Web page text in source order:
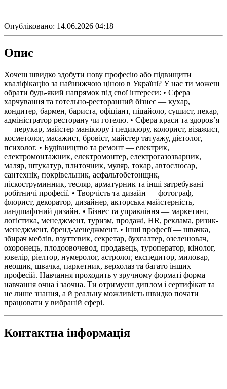
Опубліковано: 14.06.2026 04:18
Опис
Хочеш швидко здобути нову професію або підвищити
кваліфікацію за найнижчою ціною в Україні? У нас ти можеш
обрати будь-який напрямок під свої інтереси: • Сфера
харчування та готельно-ресторанний бізнес — кухар,
кондитер, бармен, бариста, офіціант, піцайоло, сушист, пекар,
адміністратор ресторану чи готелю. • Сфера краси та здоров’я
— перукар, майстер манікюру і педикюру, колорист, візажист,
косметолог, масажист, бровіст, майстер татуажу, дієтолог,
психолог. • Будівництво та ремонт — електрик,
електромонтажник, електромонтер, електрогазозварник,
маляр, штукатур, плиточник, муляр, токар, автослюсар,
сантехнік, покрівельник, асфальтобетонщик,
піскоструминник, тесляр, арматурник та інші затребувані
робітничі професії. • Творчість та дизайн — фотограф,
флорист, декоратор, дизайнер, акторська майстерність,
ландшафтний дизайн. • Бізнес та управління — маркетинг,
логістика, менеджмент, туризм, продажі, HR, реклама, ризик-
менеджмент, бренд-менеджмент. • Інші професії — швачка,
збирач меблів, взуттєвик, секретар, бухгалтер, озеленювач,
охоронець, плодоовочевод, продавець, туроператор, кінолог,
ювелір, ріелтор, нумеролог, астролог, експедитор, миловар,
неощик, швачка, паркетник, верхолаз та багато інших
професій. Навчання проходить у зручному форматі форма
навчання очна і заочна. Ти отримуєш диплом і сертифікат та
не лише знання, а й реальну можливість швидко почати
працювати у вибраній сфері.
Контактна інформація